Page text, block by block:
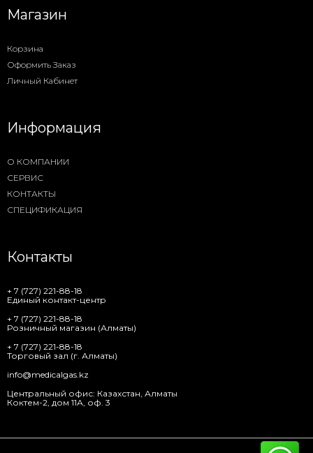
Магазин
Корзина
Оформить Заказ
Личный Кабинет
Информация
О КОМПАНИИ
СЕРВИС
КОНТАКТЫ
СПЕЦИФИКАЦИЯ
Контакты
+ 7 (727) 221-88-18
Единый контакт-центр
+ 7 (727) 221-88-18
Розничный магазин (Алматы)
+ 7 (727) 221-88-18
Торговый зал (г. Алматы)
info@medicalgas.kz
Центральный офис: Казахстан, Алматы
Коктем-2, дом 11А, оф. 3